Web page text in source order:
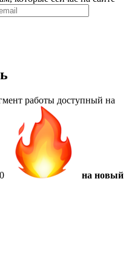
работы доступный на
на новый